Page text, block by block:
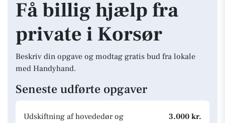
Få billig hjælp fra
private i Korsør
Beskriv din opgave og modtag gratis bud fra lokale
med Handyhand.
Seneste udførte opgaver
Udskiftning af hovededør og
3.000 kr.